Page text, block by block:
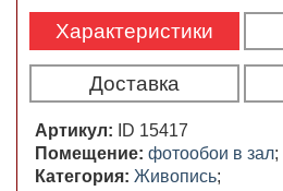
Характеристики
Доставка
Артикул:
ID 15417
Помещение: фотообои в зал;
Категория: Живопись;